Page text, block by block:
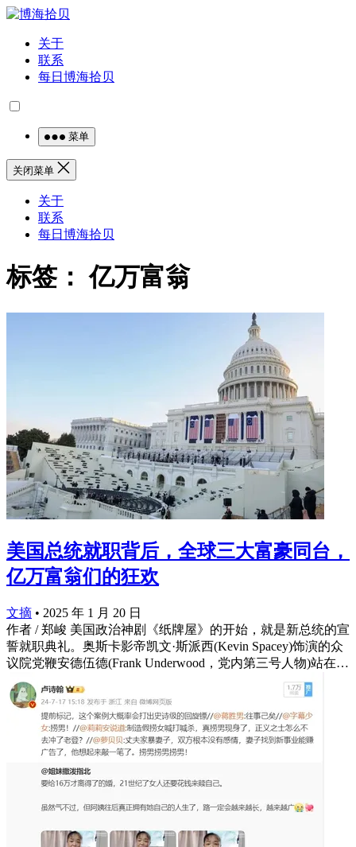
关于
联系
每日博海拾贝
菜单
关闭菜单
关于
联系
每日博海拾贝
标签：亿万富翁
美国总统就职背后，全球三大富豪同台，
亿万富翁们的狂欢
文摘 • 2025 年 1 月 20 日
作者 / 郑峻 美国政治神剧《纸牌屋》的开始，就是新总统的宣
誓就职典礼。奥斯卡影帝凯文·斯派西(Kevin Spacey)饰演的众
议院党鞭安德伍德(Frank Underwood，党内第三号人物)站在…